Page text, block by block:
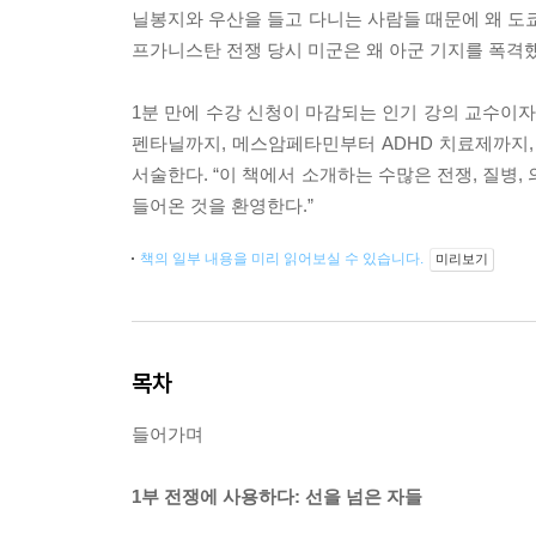
닐봉지와 우산을 들고 다니는 사람들 때문에 왜
프가니스탄 전쟁 당시 미군은 왜 아군 기지를 폭격
1분 만에 수강 신청이 마감되는 인기 강의 교수이
펜타닐까지, 메스암페타민부터 ADHD 치료제까
서술한다. “이 책에서 소개하는 수많은 전쟁, 질병
들어온 것을 환영한다.”
책의 일부 내용을 미리 읽어보실 수 있습니다. 미리보기
목차
들어가며
1부 전쟁에 사용하다: 선을 넘은 자들